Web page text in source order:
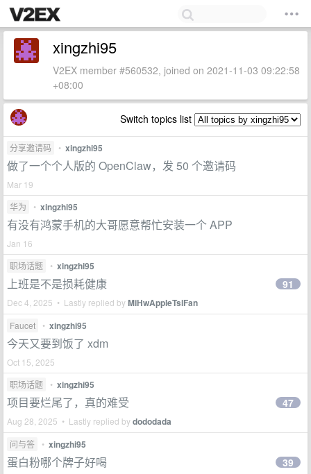
xingzhi95
V2EX member #560532, joined on 2021-11-03 09:22:58
+08:00
Switch topics list
分享邀请码 • xingzhi95
做了一个个人版的 OpenClaw，发 50 个邀请码
Mar 19
华为
• xingzhi95
有没有鸿蒙手机的大哥愿意帮忙安装一个 APP
Jan 16
职场话题
• xingzhi95
上班是不是损耗健康
Dec 4, 2025 • Lastly replied byMiHwAppleTslFan
91
Faucet • xingzhi95
今天又要到饭了 xdm
Oct 15, 2025
职场话题
• xingzhi95
项目要烂尾了，真的难受
Aug 28, 2025 • Lastly replied bydododada
47
问与答 • xingzhi95
蛋白粉哪个牌子好喝 39